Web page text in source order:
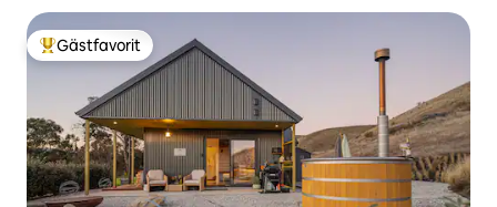
Populär gästfavorit
Gästfavorit